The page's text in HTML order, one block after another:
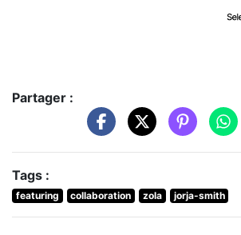
Partager :
Tags :
featuring collaboration zola jorja-smith